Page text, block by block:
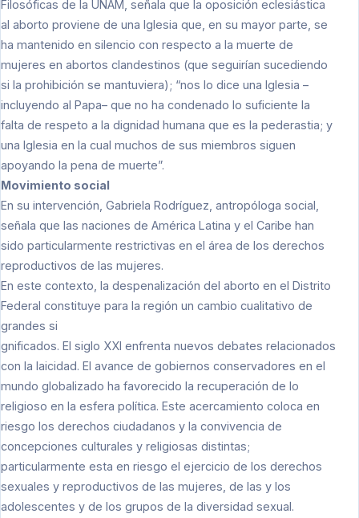
Filosóficas de la UNAM, señala que la oposición eclesiástica
al aborto proviene de una Iglesia que, en su mayor parte, se
ha mantenido en silencio con respecto a la muerte de
mujeres en abortos clandestinos (que seguirían sucediendo
si la prohibición se mantuviera); “nos lo dice una Iglesia –
incluyendo al Papa– que no ha condenado lo suficiente la
falta de respeto a la dignidad humana que es la pederastia; y
una Iglesia en la cual muchos de sus miembros siguen
apoyando la pena de muerte”.
Movimiento social
En su intervención, Gabriela Rodríguez, antropóloga social,
señala que las naciones de América Latina y el Caribe han
sido particularmente restrictivas en el área de los derechos
reproductivos de las mujeres.
En este contexto, la despenalización del aborto en el Distrito
Federal constituye para la región un cambio cualitativo de
grandes si
gnificados. El siglo XXI enfrenta nuevos debates relacionados
con la laicidad. El avance de gobiernos conservadores en el
mundo globalizado ha favorecido la recuperación de lo
religioso en la esfera política. Este acercamiento coloca en
riesgo los derechos ciudadanos y la convivencia de
concepciones culturales y religiosas distintas;
particularmente esta en riesgo el ejercicio de los derechos
sexuales y reproductivos de las mujeres, de las y los
adolescentes y de los grupos de la diversidad sexual.